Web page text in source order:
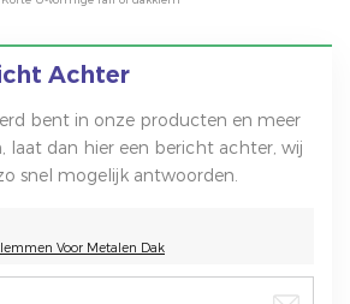
Achter
bent in onze producten en meer
laat dan hier een bericht achter, wij
snel mogelijk antwoorden.
Voor Metalen Dak